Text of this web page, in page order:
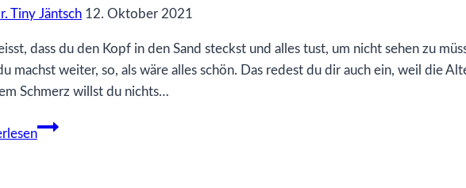
Tiny Jäntsch 12. Oktober 2021
dass du den Kopf in den Sand steckst und alles tust, um nicht sehen zu
machst weiter, so, als wäre alles schön. Das redest du dir auch ein, weil die
Schmerz willst du nichts…
Akzeptieren,